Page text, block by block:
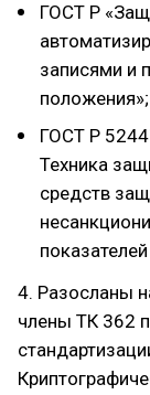
ГОСТ Р
записями и
положения»;
ГОСТ Р
Техника
средств
4. Разосланы
члены ТК 362